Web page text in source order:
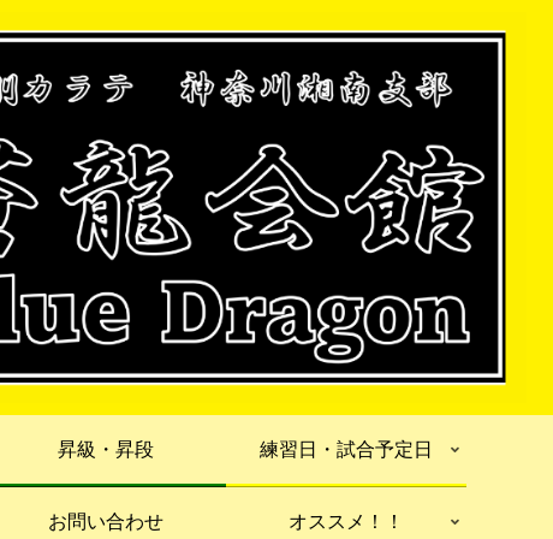
昇級・昇段 練習日・試合予定日
お問い合わせ オススメ！！